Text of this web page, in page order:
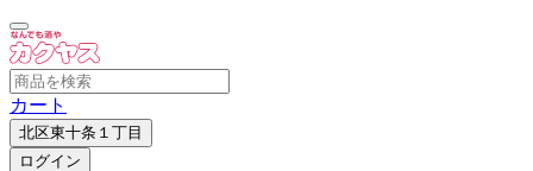
カート
北区東十条１丁目
ログイン